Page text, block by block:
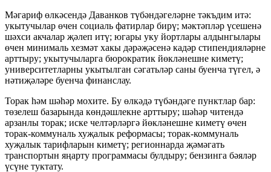
Мәгариф өлкәсендә Даванков түбәндәгеләрне тәкъдим итә:
укытучылар өчен социаль фатирлар бирү; мәктәпләр үсешенә
шәхси акчалар җәлеп итү; югары уку йортлары алдынгылары
өчен минималь хезмәт хакы дәрәҗәсенә кадәр стипендияләрне
арттыру; укытучыларга бюрократик йөкләнешне киметү;
университетларны укытылган сәгатьләр саны буенча түгел, ә
нәтиҗәләре буенча финанслау.
Торак һәм шәһәр мохите. Бу өлкәдә түбәндәге пунктлар бар:
төзелеш базарында көндәшлекне арттыру; шәһәр читендә
арзанлы торак; иске челтәрләргә йөкләнешне киметү өчен
торак-коммуналь хуҗалык реформасы; торак-коммуналь
хуҗалык тарифларын киметү; регионнарда җәмәгать
транспортын яңарту программасы булдыру; бензинга бәяләр
үсүне туктату.